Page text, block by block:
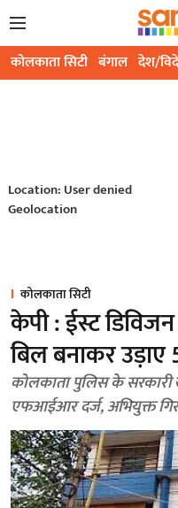
कोलकाता सिटी बंगाल देश/
Location: User denied
Geolocation
कोलकाता सिटी
केपी : ईस्ट
बिल बनाकर
कोलकाता पुलिस के
एफआईआर दर्ज, अभियुक्त